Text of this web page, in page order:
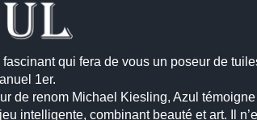
qui fera de vous un poseur de
1er.
de renom Michael Kiesling, Azul témoigne
intelligente, combinant beauté et art. Il